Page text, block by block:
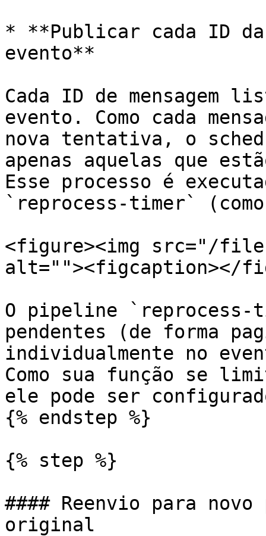
* **Publicar cada ID
evento**
Cada ID de mensagem
evento. Como cada
nova tentativa, o
apenas aquelas que
Esse processo é
`reprocess-timer`
<figure><img src="/files/
alt=""><figcaption></
O pipeline
pendentes (de forma
individualmente no
Como sua função se
ele pode ser
{% endstep %}
{% step %}
#### Reenvio para
original